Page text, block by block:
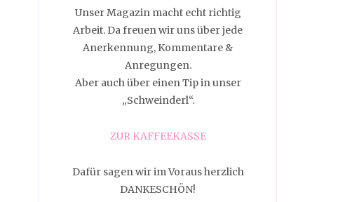
Unser Magazin macht echt richtig
Arbeit. Da freuen wir uns über jede
Anerkennung, Kommentare &
Anregungen.
Aber auch über einen Tip in unser
„Schweinderl“.
ZUR KAFFEEKASSE
Dafür sagen wir im Voraus herzlich
DANKESCHÖN!